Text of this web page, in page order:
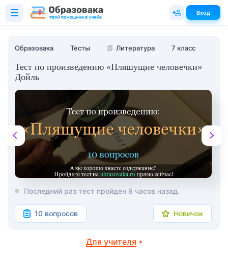
Образовака Тесты 📗 Литература 7 класс
Тест по произведению «Пляшущие человечки»
Дойль
Последний раз тест пройден 9 часов назад.
10 вопросов Новичок
Для учителя
Вход